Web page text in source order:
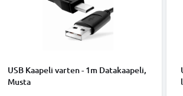
USB Kaapeli varten - 1m Datakaapeli,
Musta